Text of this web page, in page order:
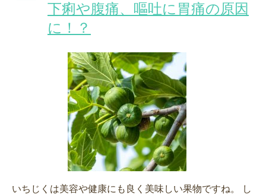
下痢や腹痛、嘔吐に胃痛の原因
に！？
いちじくは美容や健康にも良く美味しい果物ですね。 し